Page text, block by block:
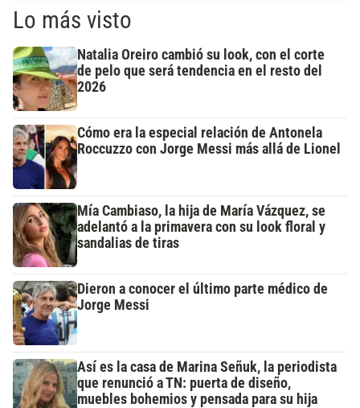
Lo más visto
Natalia Oreiro cambió su look, con el corte
de pelo que será tendencia en el resto del
2026
Cómo era la especial relación de Antonela
Roccuzzo con Jorge Messi más allá de Lionel
Mía Cambiaso, la hija de María Vázquez, se
adelantó a la primavera con su look floral y
sandalias de tiras
Dieron a conocer el último parte médico de
Jorge Messi
Así es la casa de Marina Señuk, la periodista
que renunció a TN: puerta de diseño,
muebles bohemios y pensada para su hija